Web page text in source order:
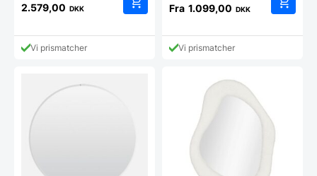
2.579,00 DKK
Vi prismatcher
Fra 1.099,00 DKK
vare
på
Vi prismatcher